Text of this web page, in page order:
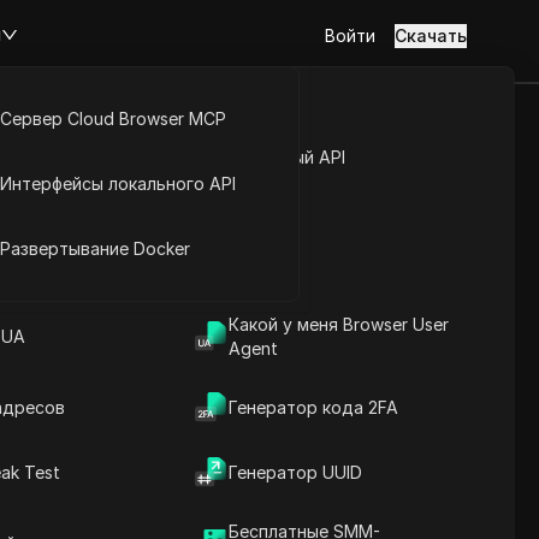
Открытый API
Какой у меня Browser User
Agent
Генератор кода 2FA
Test Генератор UUID
Бесплатные SMM-
Сервер Cloud Browser MCP
Интерфейсы локального API
Развертывание Docker
Войти Скачать
Twitter 2026
Введение в содержание